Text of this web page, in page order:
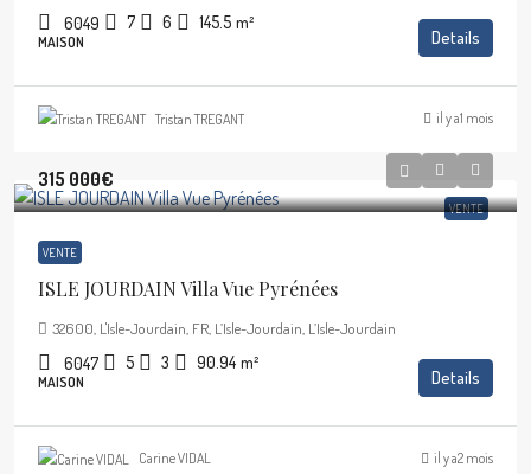
6049 7 6 145.5 m²
MAISON Details
Tristan TREGANT il y a1 mois
VENTE
315 000€
VENTE
ISLE JOURDAIN Villa Vue Pyrénées
32600, L'Isle-Jourdain, FR, L’Isle-Jourdain, L’Isle-Jourdain
6047 5 3 90.94 m²
MAISON Details
Carine VIDAL il y a2 mois